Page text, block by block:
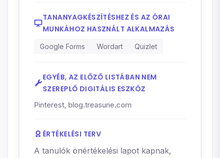
TANANYAGKÉSZÍTÉSHEZ ÉS AZ ÓRAI
MUNKÁHOZ HASZNÁLT ALKALMAZÁS
Google Forms Wordart Quizlet
EGYÉB, AZ ELŐZŐ LISTÁBAN NEM
SZEREPLŐ DIGITÁLIS ESZKÖZ
Pinterest, blog.treasurie.com
ÉRTÉKELÉSI TERV
A tanulók önértékelési lapot kapnak,